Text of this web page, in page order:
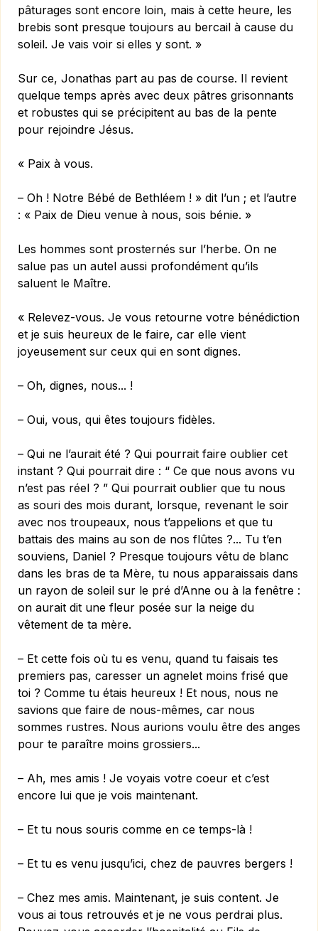
pâturages sont encore loin, mais à cette heure, les
brebis sont presque toujours au bercail à cause du
soleil. Je vais voir si elles y sont. »
Sur ce, Jonathas part au pas de course. Il revient
quelque temps après avec deux pâtres grisonnants
et robustes qui se précipitent au bas de la pente
pour rejoindre Jésus.
« Paix à vous.
– Oh ! Notre Bébé de Bethléem ! » dit l’un ; et l’autre
: « Paix de Dieu venue à nous, sois bénie. »
Les hommes sont prosternés sur l’herbe. On ne
salue pas un autel aussi profondément qu’ils
saluent le Maître.
« Relevez-vous. Je vous retourne votre bénédiction
et je suis heureux de le faire, car elle vient
joyeusement sur ceux qui en sont dignes.
– Oh, dignes, nous... !
– Oui, vous, qui êtes toujours fidèles.
– Qui ne l’aurait été ? Qui pourrait faire oublier cet
instant ? Qui pourrait dire : “ Ce que nous avons vu
n’est pas réel ? ” Qui pourrait oublier que tu nous
as souri des mois durant, lorsque, revenant le soir
avec nos troupeaux, nous t’appelions et que tu
battais des mains au son de nos flûtes ?... Tu t’en
souviens, Daniel ? Presque toujours vêtu de blanc
dans les bras de ta Mère, tu nous apparaissais dans
un rayon de soleil sur le pré d’Anne ou à la fenêtre :
on aurait dit une fleur posée sur la neige du
vêtement de ta mère.
– Et cette fois où tu es venu, quand tu faisais tes
premiers pas, caresser un agnelet moins frisé que
toi ? Comme tu étais heureux ! Et nous, nous ne
savions que faire de nous-mêmes, car nous
sommes rustres. Nous aurions voulu être des anges
pour te paraître moins grossiers...
– Ah, mes amis ! Je voyais votre coeur et c’est
encore lui que je vois maintenant.
– Et tu nous souris comme en ce temps-là !
– Et tu es venu jusqu’ici, chez de pauvres bergers !
– Chez mes amis. Maintenant, je suis content. Je
vous ai tous retrouvés et je ne vous perdrai plus.